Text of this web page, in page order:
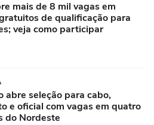
mais de 8 mil vagas em
de qualificação para
veja como participar
abre seleção para cabo,
e oficial com vagas em quatro
do Nordeste